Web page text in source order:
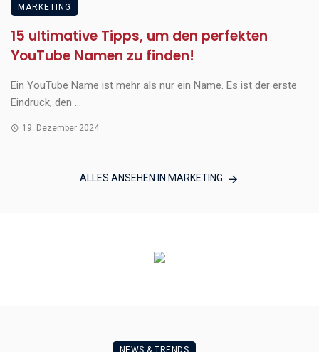
MARKETING
15 ultimative Tipps, um den perfekten
YouTube Namen zu finden!
Ein YouTube Name ist mehr als nur ein Name. Es ist der erste
Eindruck, den ...
19. Dezember 2024
ALLES ANSEHEN IN MARKETING